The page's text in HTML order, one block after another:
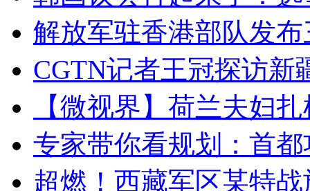
解放军驻香港部队发
CGTN记者王冠探访新
【微视界】荷兰夫妇
专家带你看规划：首
超燃！西藏军区某特